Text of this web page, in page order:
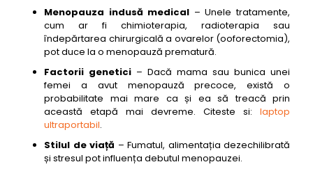
Menopauza indusă medical – Unele tratamente,
cum ar fi chimioterapia, radioterapia sau
îndepărtarea chirurgicală a ovarelor (ooforectomia),
pot duce la o menopauză prematură.
Factorii genetici – Dacă mama sau bunica unei
femei a avut menopauză precoce, există o
probabilitate mai mare ca și ea să treacă prin
această etapă mai devreme. Citeste si: laptop
ultraportabil.
Stilul de viață – Fumatul, alimentația dezechilibrată
și stresul pot influența debutul menopauzei.